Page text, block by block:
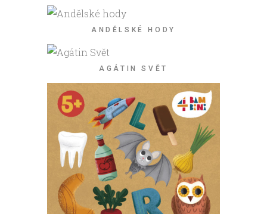
ANDĚLSKÉ HODY
AGÁTIN SVĚT